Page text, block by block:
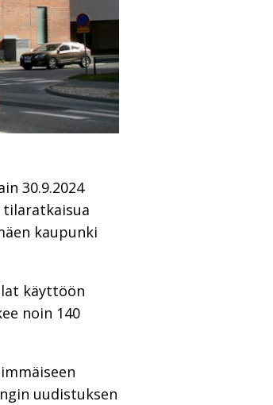
30.9.2024
tilaratkaisua
kaupunki
käyttöön
noin 140
uudistuksen